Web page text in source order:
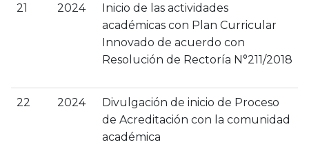
21 2024
Inicio de las actividades
académicas con Plan Curricular
Innovado de acuerdo con
Resolución de Rectoría N°211/2018
22 2024
Divulgación de inicio de Proceso
de Acreditación con la comunidad
académica